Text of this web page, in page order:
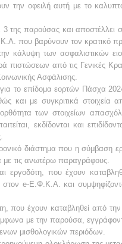
την οφειλή αυτή με το
της παρούσας και αποστέλλει
που βαρύνουν τον κρατικό
κάλυψη των ασφαλιστικών
από τις Γενικές
Ασφάλισης.
το επίδομα εορτών Πάσχα
και με συγκριτικά στοιχεία
ορθότητα των στοιχείων
εκδίδονται και
διάστημα που η σύμβαση
με τις ανωτέρω παραγράφους.
που έχουν
e-Ε.Φ.Κ.Α. και
που έχουν καταβληθεί από την
με την παρούσα,
μισθολογικών περιόδων.